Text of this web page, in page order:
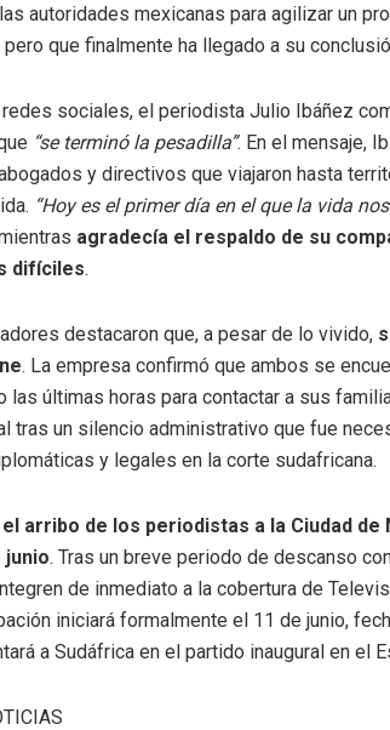
autoridades mexicanas para agilizar un
pero que finalmente ha llegado a su
sociales, el periodista Julio Ibáñez
“se terminó la pesadilla”. En el mensaje,
y directivos que viajaron hasta
“Hoy es el primer día en el que la vida
agradecía el respaldo de su
difíciles.
destacaron que, a pesar de lo vivido,
. La empresa confirmó que ambos se
las últimas horas para contactar a sus
tras un silencio administrativo que fue
y legales en la corte sudafricana.
arribo de los periodistas a la Ciudad
junio. Tras un breve periodo de descanso
de inmediato a la cobertura de
iniciará formalmente el 11 de junio,
a Sudáfrica en el partido inaugural en el